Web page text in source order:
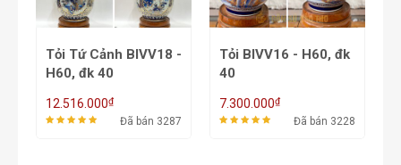
Tỏi Tứ Cảnh BIVV18 -
H60, đk 40
12.516.000₫
Đã bán 3287
Tỏi BIVV16 - H60, đk
40
7.300.000₫
Đã bán 3228